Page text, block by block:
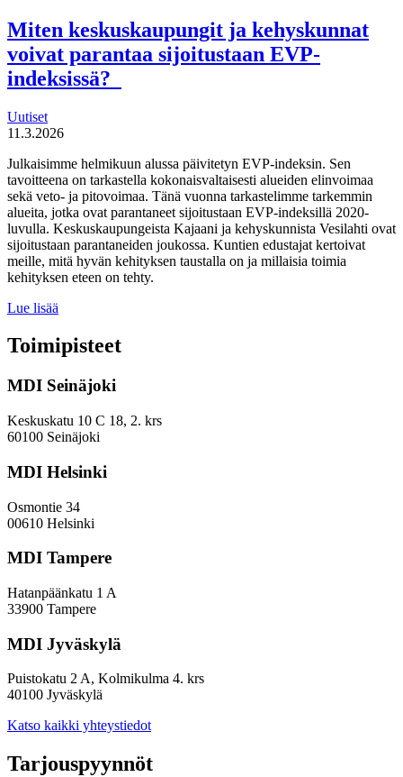
tekijät haluaa
uudistaa
maahanmuuttopolitiikkaa
Miten keskuskaupungit ja kehyskunnat
voivat parantaa sijoitustaan EVP-
indeksissä?
Uutiset
11.3.2026
Julkaisimme helmikuun alussa päivitetyn EVP-indeksin. Sen
tavoitteena on tarkastella kokonaisvaltaisesti alueiden elinvoimaa
sekä veto- ja pitovoimaa. Tänä vuonna tarkastelimme tarkemmin
alueita, jotka ovat parantaneet sijoitustaan EVP-indeksillä 2020-
luvulla. Keskuskaupungeista Kajaani ja kehyskunnista Vesilahti ovat
sijoitustaan parantaneiden joukossa. Kuntien edustajat kertoivat
meille, mitä hyvän kehityksen taustalla on ja millaisia toimia
kehityksen eteen on tehty.
Lue lisää
ja
kehyskunnat
parantaa
EVP-
indeksissä?
Toimipisteet
MDI Seinäjoki
Keskuskatu 10 C 18, 2. krs
60100 Seinäjoki
MDI Helsinki
Osmontie 34
00610 Helsinki
MDI Tampere
Hatanpäänkatu 1 A
33900 Tampere
MDI Jyväskylä
Puistokatu 2 A, Kolmikulma 4. krs
40100 Jyväskylä
Katso kaikki yhteystiedot
Tarjouspyynnöt